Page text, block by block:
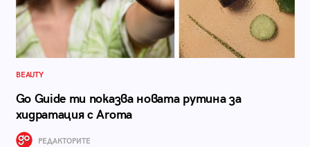
BEAUTY
Go Guide ти показва новата рутина за
хидратация с Aroma
РЕДАКТОРИТЕ